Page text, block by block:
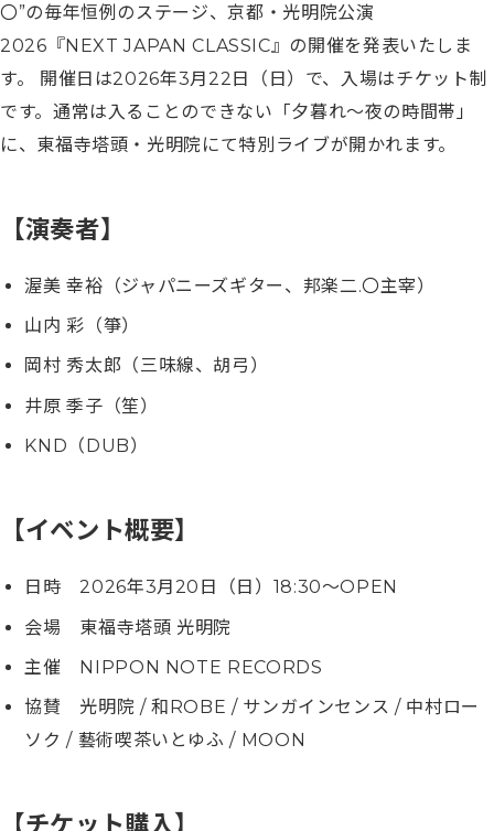
〇”の毎年恒例のステージ、京都・光明院公演
2026『NEXT JAPAN CLASSIC』の開催を発表いたしま
す。 開催日は2026年3月22日（日）で、入場はチケット制
です。通常は入ることのできない「夕暮れ〜夜の時間帯」
に、東福寺塔頭・光明院にて特別ライブが開かれます。
【演奏者】
渥美 幸裕（ジャパニーズギター、邦楽二.〇主宰）
山内 彩（箏）
岡村 秀太郎（三味線、胡弓）
井原 季子（笙）
KND（DUB）
【イベント概要】
日時 2026年3月20日（日）18:30〜OPEN
会場 東福寺塔頭 光明院
主催 NIPPON NOTE RECORDS
協賛 光明院 / 和ROBE / サンガインセンス / 中村ロー
ソク / 藝術喫茶いとゆふ / MOON
【チケット購入】